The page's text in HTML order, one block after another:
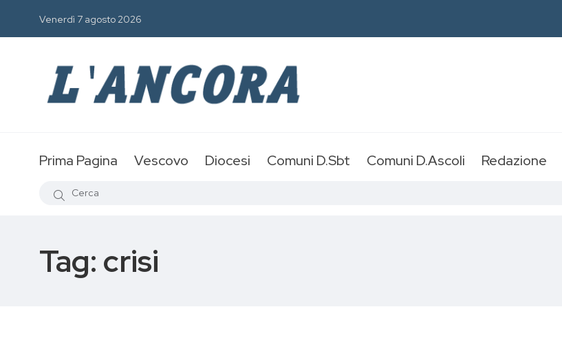
Venerdì 7 agosto 2026
Prima Pagina Vescovo Diocesi Comuni D.Sbt Comuni D.Ascoli Redazione
Tag: crisi